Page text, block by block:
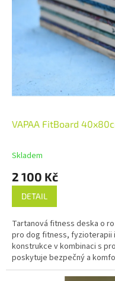
VAPAA FitBoard
Skladem
2 100 Kč
DETAIL
Tartanová fitness deska o
pro dog fitness, fyzioterapii
konstrukce v kombinaci s
poskytuje bezpečný a
všech velikostí.